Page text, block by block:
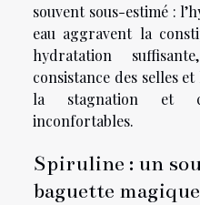
souvent sous-estimé :
eau aggravent la
hydratation
consistance des selles
la stagnation et
inconfortables.
Spiruline : un
baguette magique